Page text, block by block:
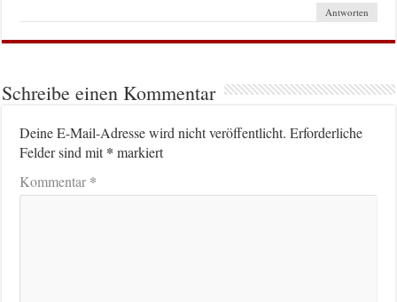
Antworten
Schreibe einen Kommentar
Deine E-Mail-Adresse wird nicht veröffentlicht. Erforderliche
Felder sind mit* markiert
Kommentar*